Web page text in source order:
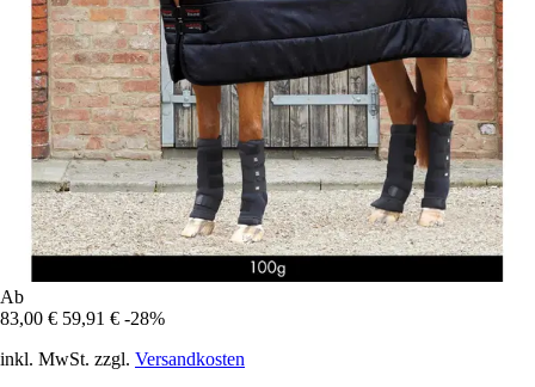
Ab
83,00 € 59,91 € -28%
inkl. MwSt. zzgl. Versandkosten